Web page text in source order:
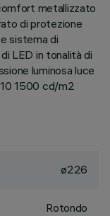
metallizzato
di protezione
sistema di
LED in tonalità di
luminosa luce
1500 cd/m2
ø226
Rotondo